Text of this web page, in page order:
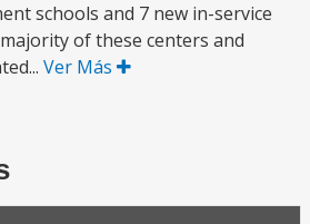
schools and 7 new in-service
of these centers and
Ver Más